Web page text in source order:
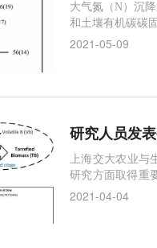
大气氮（N）沉
和土壤有机碳碳
研究较多，但土
2021-05-09
研究人员发
上海交大农业与
研究方面取得重
是能源与燃料（
2021-04-04